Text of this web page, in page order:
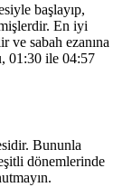
başlayıp,
En iyi
ve sabah ezanına
01:30 ile 04:57
Bununla
dönemlerinde